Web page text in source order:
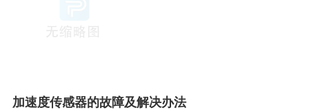
加速度传感器的故障及解决办法